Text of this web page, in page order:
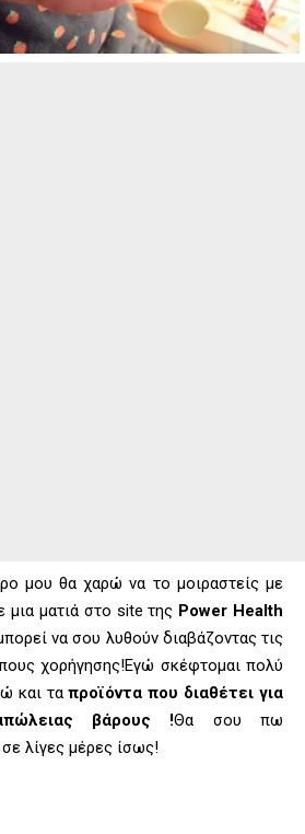
μου θα χαρώ να το μοιραστείς με
μια ματιά στο site της Power Health
να σου λυθούν διαβάζοντας τις
χορήγησης!Εγώ σκέφτομαι πολύ
και ταπροϊόντα που διαθέτει για
βάρους !Θα σου πω
λίγες μέρες ίσως!